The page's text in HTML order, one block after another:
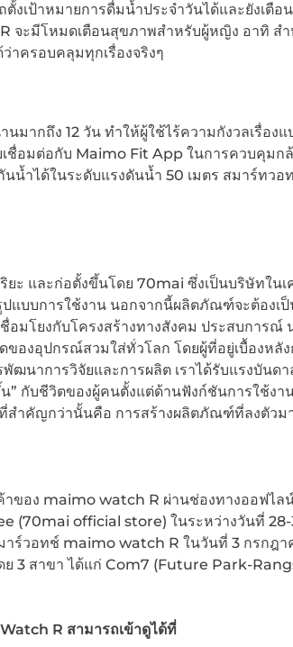
เป้าหมายการดื่มน้ำประจำวันได้และยังเตือ
จะมีโหมดเตือนสุขภาพสำหรับผู้หญิง อาทิ สำ
าครอบคลุมทุกเรื่องจริงๆ
ากถึง 12 วัน ทำให้ผู้ใช้ไร้ความกังวลเรื่องแ
เชื่อมต่อกับ Maimo Fit App ในการควบคุมก
น้ำได้ในระดับแรงดันน้ำ 50 เมตร สมาร์ทว
ะ และก่อตั้งขึ้นโดย 70mai ซึ่งเป็นบริษัทใน
บบการใช้งาน นอกจากนี้ผลิตภัณฑ์จะต้องเป็
มโยงกับโครงสร้างทางสังคม ประสบการณ์
องอุปกรณ์สวมใส่ทั่วโลก โดยผู้ที่อยู่เบื้องหลั
าการวิจัยและการผลิต เราได้รับแรงบันดา
กับชีวิตของผู้คนตั้งแต่ด้านฟังก์ชันการใช้งา
สำคัญกว่านั้นคือ การสร้างผลิตภัณฑ์ที่ลงตัว
ของ maimo watch R ผ่านช่องทางออฟไล
(70mai official store) ในระหว่างวันที่
ร์วอทช์ maimo watch R ในวันที่ 3 กรกฎา
3 สาขา ได้แก่ Com7 (Future Park-
R สามารถเข้าดูได้ที่